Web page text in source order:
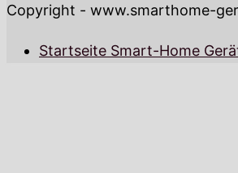
Copyright - www.smarthome-
Startseite Smart-Home